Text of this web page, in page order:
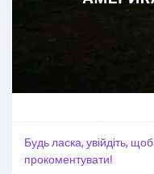
Будь ласка, увійдіть,
прокоментувати!